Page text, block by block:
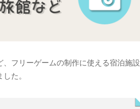
フリーゲームの制作に使える宿泊施設
た。